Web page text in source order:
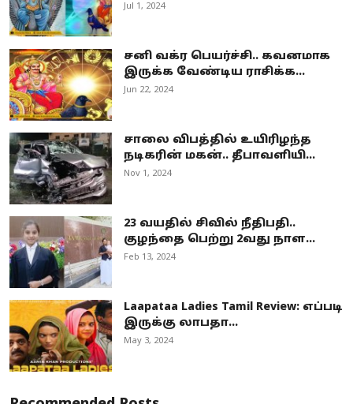
Jul 1, 2024
சனி வக்ர பெயர்ச்சி.. கவனமாக
இருக்க வேண்டிய ராசிக்க...
Jun 22, 2024
சாலை விபத்தில் உயிரிழந்த
நடிகரின் மகன்.. தீபாவளியி...
Nov 1, 2024
23 வயதில் சிவில் நீதிபதி..
குழந்தை பெற்று 2வது நாள...
Feb 13, 2024
Laapataa Ladies Tamil Review: எப்படி
இருக்கு லாபதா...
May 3, 2024